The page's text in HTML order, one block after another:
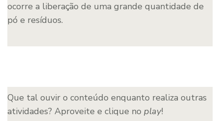
ocorre a liberação de uma grande quantidade de
pó e resíduos.
Que tal ouvir o conteúdo enquanto realiza outras
atividades? Aproveite e clique no play!